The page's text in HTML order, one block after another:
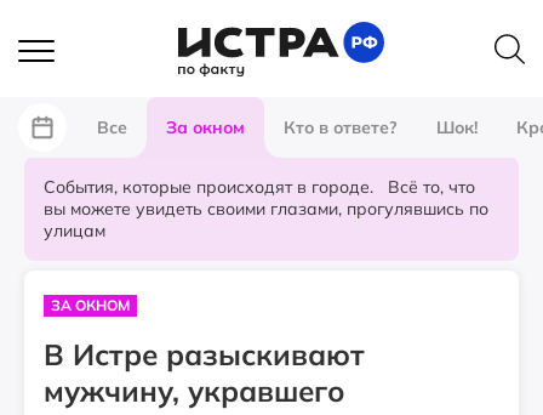
Все За окном Кто в ответе? Шок!
События, которые происходят в городе. Всё то, что
вы можете увидеть своими глазами, прогулявшись по
улицам
ЗА ОКНОМ
В Истре разыскивают
мужчину, укравшего